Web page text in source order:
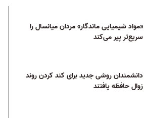
«مواد شیمیایی ماندگار» مردان میانسال را
سریع‌تر پیر می‌کند
دانشمندان روشی جدید برای کند کردن روند
زوال حافظه یافتند